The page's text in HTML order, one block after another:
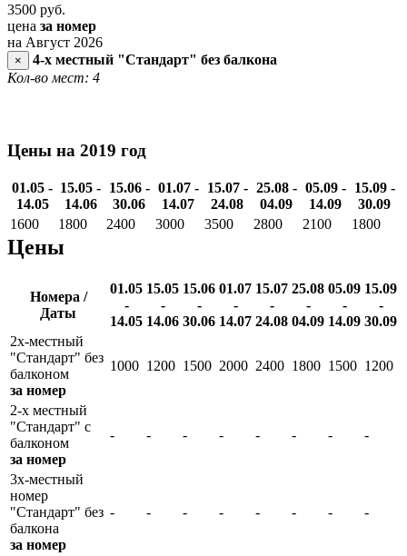
3500 руб.
цена за номер
на Август 2026
×
4-х местный "Стандарт" без балкона
Кол-во мест: 4
Цены на 2019 год
01.05 -
14.05
15.05 -
14.06
15.06 -
30.06
01.07 -
14.07
15.07 -
24.08
25.08 -
04.09
05.09 -
14.09
15.09 -
30.09
1600
1800 2400 3000 3500 2800 2100 1800
Цены
Номера /
Даты
01.05
-
14.05
15.05
-
14.06
15.06
-
30.06
01.07
-
14.07
15.07
-
24.08
25.08
-
04.09
05.09
-
14.09
15.09
-
30.09
2х-местный
"Стандарт" без
балконом
за номер
1000 1200 1500 2000 2400 1800 1500 1200
2-х местный
"Стандарт" с
балконом
за номер
- - - - - - - -
3х-местный
номер
"Стандарт" без
балкона
за номер
- - - - - - - -